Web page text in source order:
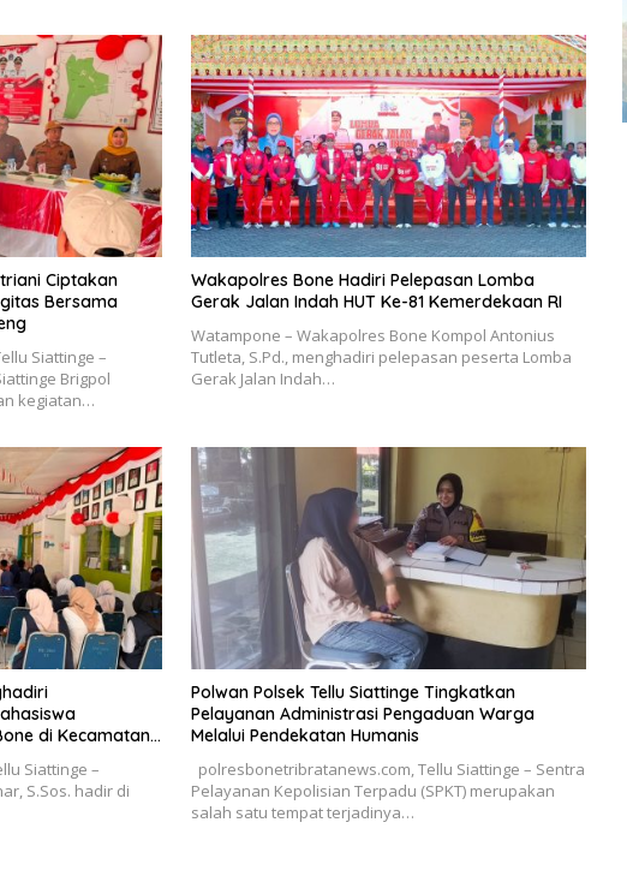
Ciptakan
Bersama
Siattinge –
Brigpol
kegiatan…
Wakapolres Bone Hadiri Pelepasan Lomba
Gerak Jalan Indah HUT Ke-81 Kemerdekaan RI
Watampone – Wakapolres Bone Kompol Antonius
Tutleta, S.Pd., menghadiri pelepasan peserta Lomba
Gerak Jalan Indah…
di Kecamatan
Siattinge –
S.Sos. hadir di
Polwan Polsek Tellu Siattinge Tingkatkan
Pelayanan Administrasi Pengaduan Warga
Melalui Pendekatan Humanis
polresbonetribratanews.com, Tellu Siattinge – Sentra
Pelayanan Kepolisian Terpadu (SPKT) merupakan
salah satu tempat terjadinya…